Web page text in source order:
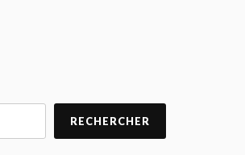
RECHERCHER